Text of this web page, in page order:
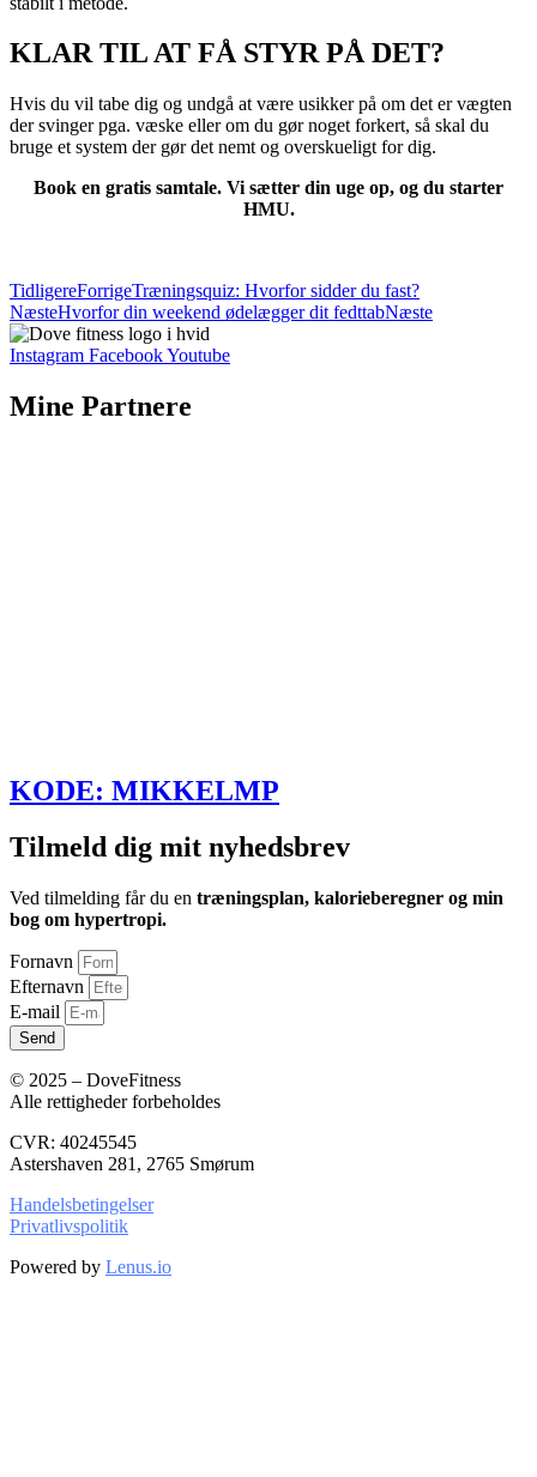
KLAR TIL AT FÅ STYR PÅ DET?
Hvis du vil tabe dig og undgå at være usikker på om det er vægten
der svinger pga. væske eller om du gør noget forkert, så skal du
bruge et system der gør det nemt og overskueligt for dig.
Book en gratis samtale. Vi sætter din uge op, og du starter
HMU.
TidligereForrigeTræningsquiz: Hvorfor sidder du fast?
NæsteHvorfor din weekend ødelægger dit fedttabNæste
Instagram FacebookYoutube
Mine Partnere
KODE: MIKKELMP
Tilmeld dig mit nyhedsbrev
Ved tilmelding får du en træningsplan, kalorieberegner og min
bog om hypertropi.
Fornavn
Efternavn
E-mail
Send
© 2025 – DoveFitness
Alle rettigheder forbeholdes
CVR: 40245545
Astershaven 281, 2765 Smørum
Handelsbetingelser
Privatlivspolitik
Powered by Lenus.io